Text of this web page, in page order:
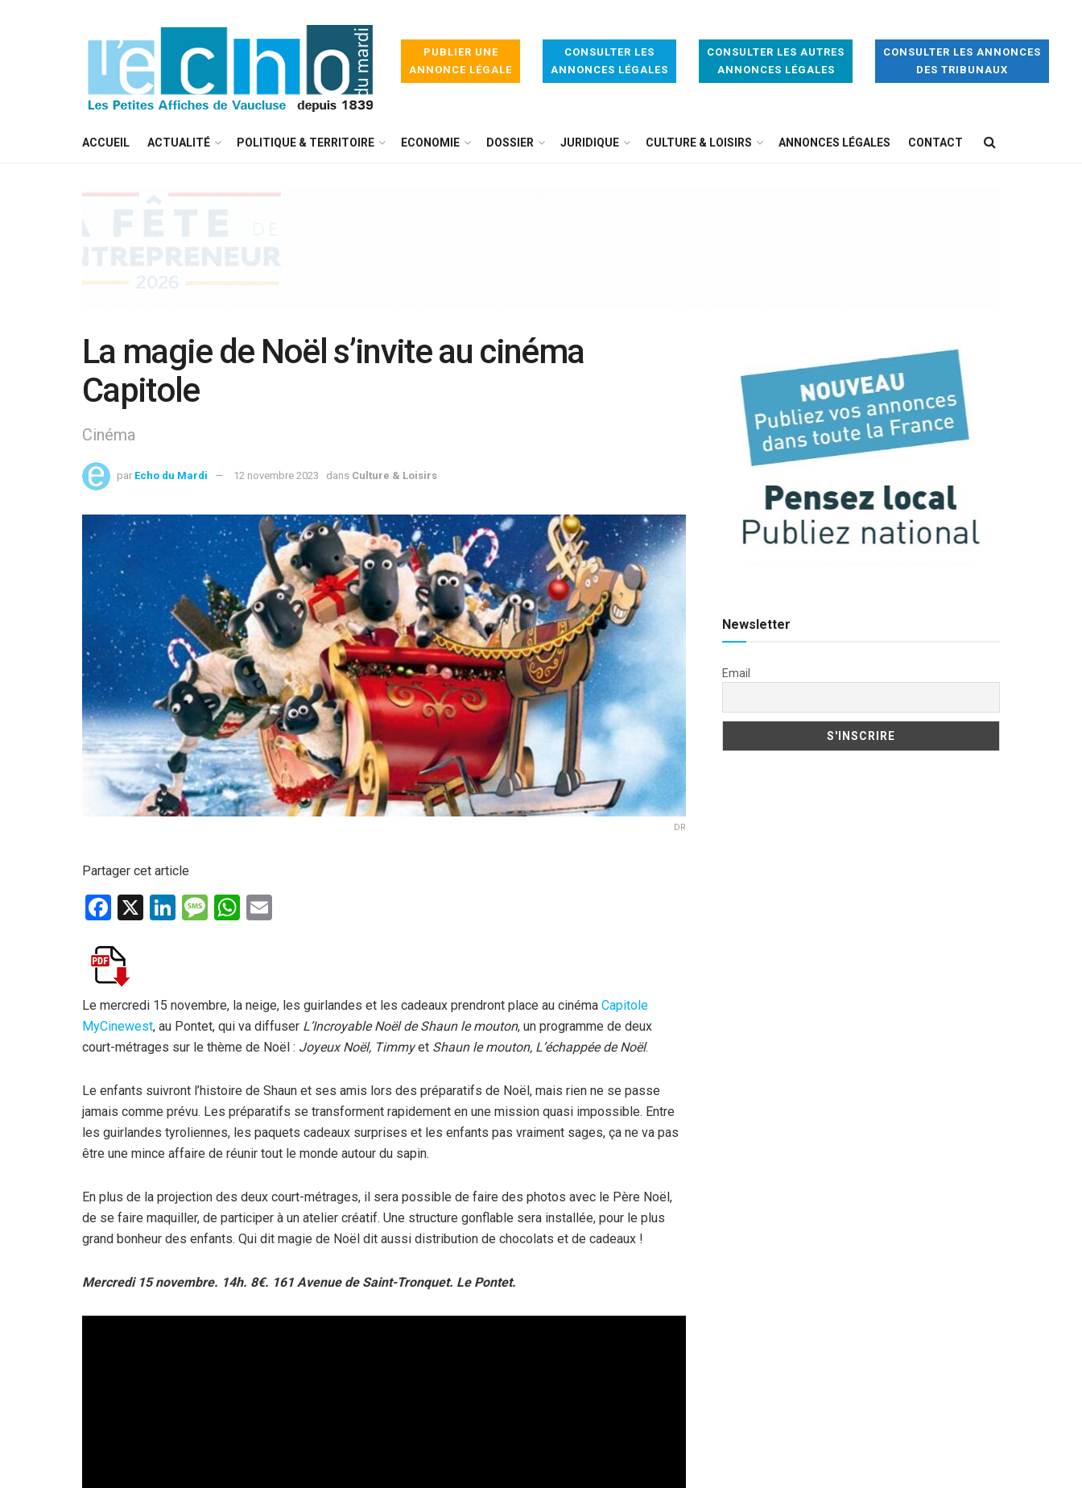
PUBLIER UNE
ANNONCE LÉGALE
CONSULTER LES
ANNONCES LÉGALES
CONSULTER LES AUTRES
ANNONCES LÉGALES
CONSULTER LES ANNONCES
DES TRIBUNAUX
ACCUEIL ACTUALITÉ POLITIQUE & TERRITOIRE ECONOMIE DOSSIER JURIDIQUE CULTURE & LOISIRS ANNONCES LÉGALES CONTACT
La magie de Noël s’invite au cinéma
Capitole
Cinéma
par Echo du Mardi 12 novembre 2023 dans Culture & Loisirs
DR
Partager cet article
F
ce
b
o
o
k
X
Li
n
M
g
e
W
A
p
p
Le mercredi 15 novembre, la neige, les guirlandes et les cadeaux prendront place au cinéma Capitole
MyCinewest, au Pontet, qui va diffuser L’Incroyable Noël de Shaun le mouton, un programme de deux
court-métrages sur le thème de Noël : Joyeux Noël, Timmyet Shaun le mouton, L’échappée de Noël.
Le enfants suivront l’histoire de Shaun et ses amis lors des préparatifs de Noël, mais rien ne se passe
jamais comme prévu. Les préparatifs se transforment rapidement en une mission quasi impossible. Entre
les guirlandes tyroliennes, les paquets cadeaux surprises et les enfants pas vraiment sages, ça ne va pas
être une mince affaire de réunir tout le monde autour du sapin.
En plus de la projection des deux court-métrages, il sera possible de faire des photos avec le Père Noël,
de se faire maquiller, de participer à un atelier créatif. Une structure gonflable sera installée, pour le plus
grand bonheur des enfants. Qui dit magie de Noël dit aussi distribution de chocolats et de cadeaux !
Mercredi 15 novembre. 14h. 8€. 161 Avenue de Saint-Tronquet. Le Pontet.
Newsletter
Email